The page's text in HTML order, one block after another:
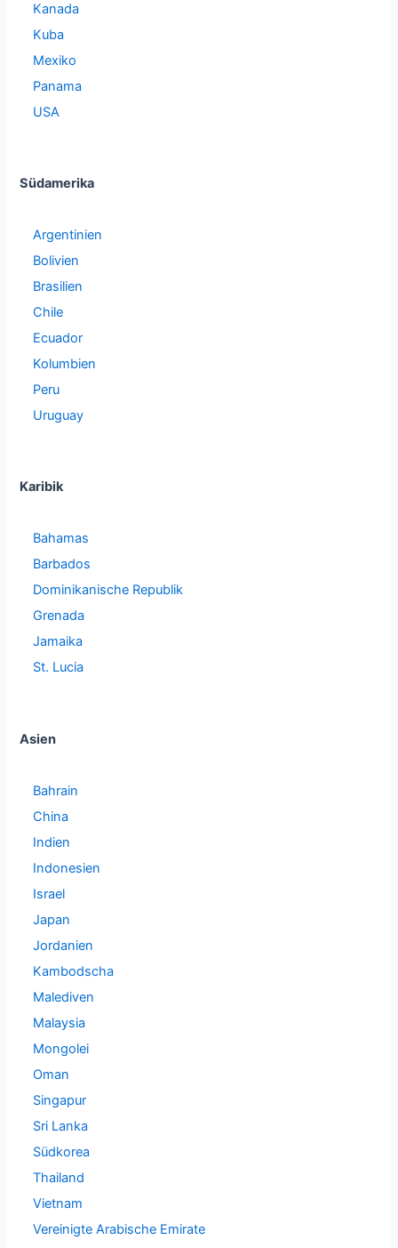
Kanada
Kuba
Mexiko
Panama
USA
Südamerika
Argentinien
Bolivien
Brasilien
Chile
Ecuador
Kolumbien
Peru
Uruguay
Karibik
Bahamas
Barbados
Dominikanische Republik
Grenada
Jamaika
St. Lucia
Asien
Bahrain
China
Indien
Indonesien
Israel
Japan
Jordanien
Kambodscha
Malediven
Malaysia
Mongolei
Oman
Singapur
Sri Lanka
Südkorea
Thailand
Vietnam
Vereinigte Arabische Emirate